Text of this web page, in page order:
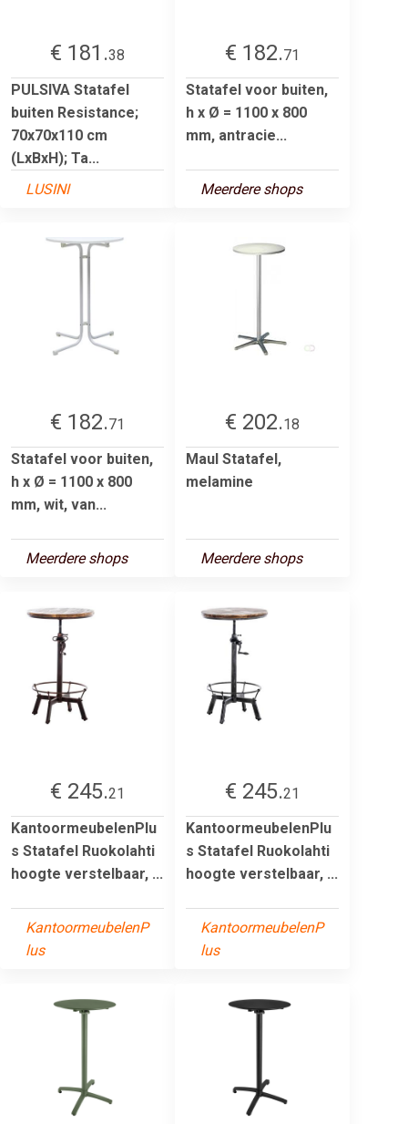
€ 181.38
PULSIVA Statafel
buiten Resistance;
70x70x110 cm
(LxBxH); Ta...
LUSINI
€ 182.71
Statafel voor buiten,
h x Ø = 1100 x 800
mm, antracie...
Meerdere shops
€ 182.71
Statafel voor buiten,
h x Ø = 1100 x 800
mm, wit, van...
Meerdere shops
€ 202.18
Maul Statafel,
melamine
Meerdere shops
€ 245.21
KantoormeubelenPlu
s Statafel Ruokolahti
hoogte verstelbaar, ...
KantoormeubelenP
lus
€ 245.21
KantoormeubelenPlu
s Statafel Ruokolahti
hoogte verstelbaar, ...
KantoormeubelenP
lus